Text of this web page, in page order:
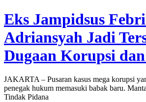
Eks Jampidsus
Adriansyah Jadi
Dugaan Korupsi
JAKARTA – Pusaran kasus mega korupsi
penegak hukum memasuki babak baru.
Tindak Pidana